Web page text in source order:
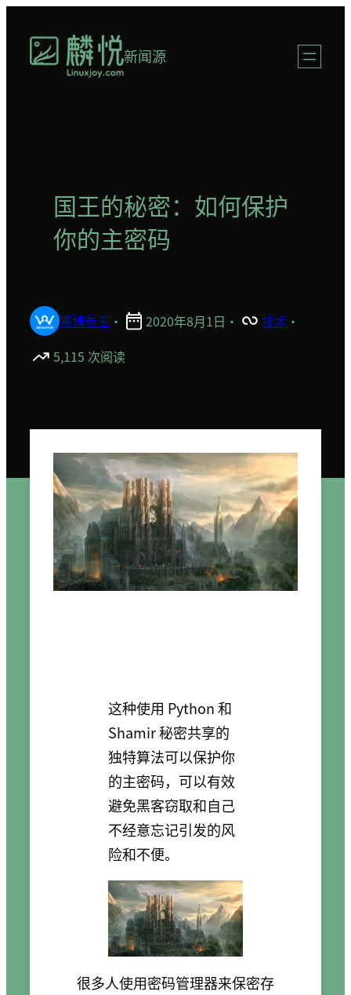
新闻源
国王的秘密：如何保护
你的主密码
赛博老王 · 2020年8月1日 · 技术 ·
5,115 次阅读
这种使用 Python 和
Shamir 秘密共享的
独特算法可以保护你
的主密码，可以有效
避免黑客窃取和自己
不经意忘记引发的风
险和不便。
很多人使用密码管理器来保密存